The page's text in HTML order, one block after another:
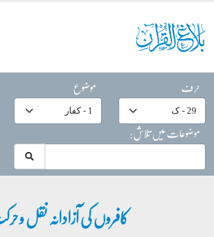
حرف موضوع
موضوعات میں تلاش:
کافروں کی آزادانہ نقل و